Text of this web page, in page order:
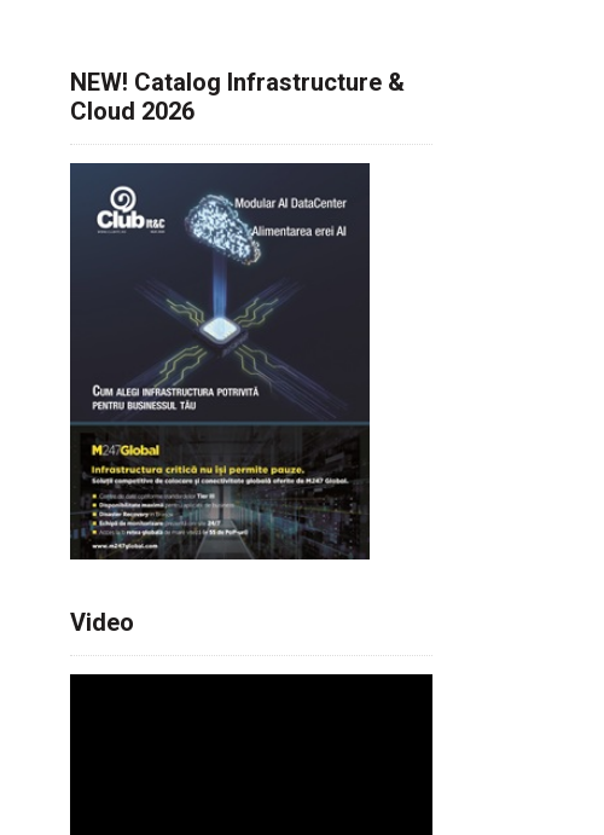
NEW! Catalog Infrastructure &
Cloud 2026
Video